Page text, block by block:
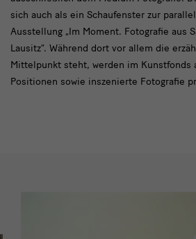
sich auch als ein Schaufenster zur
Ausstellung „Im Moment. Fotografie aus
Lausitz“. Während dort vor allem die
Mittelpunkt steht, werden im Kunstfonds
Positionen sowie inszenierte Fotografie